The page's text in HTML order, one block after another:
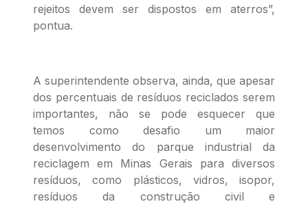
rejeitos devem ser dispostos em aterros”,
pontua.
A superintendente observa, ainda, que apesar
dos percentuais de resíduos reciclados serem
importantes, não se pode esquecer que
temos como desafio um maior
desenvolvimento do parque industrial da
reciclagem em Minas Gerais para diversos
resíduos, como plásticos, vidros, isopor,
resíduos da construção civil e